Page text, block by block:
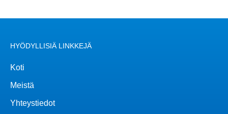
HYÖDYLLISIÄ LINKKEJÄ
Koti
Meistä
Yhteystiedot